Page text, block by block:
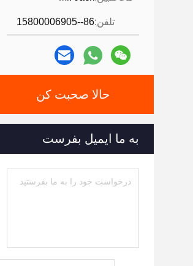
تلفن:86--15800006905
حالا صحبت کن
به ما ایمیل بفرست